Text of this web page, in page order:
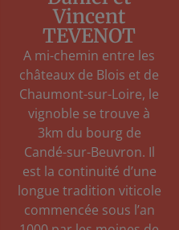
Vincent
TEVENOT
A mi-chemin entre les
châteaux de Blois et de
Chaumont-sur-Loire, le
vignoble se trouve à
3km du bourg de
Candé-sur-Beuvron. Il
est la continuité d’une
longue tradition viticole
commencée sous l’an